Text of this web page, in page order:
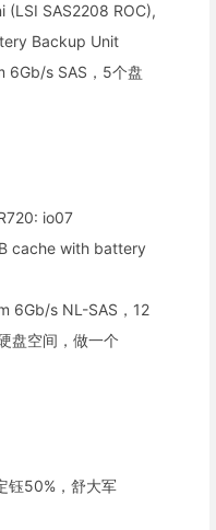
(LSI SAS2208 ROC),
Backup Unit
6Gb/s SAS，5个盘
io07
cache with battery
6Gb/s NL-SAS，12
盘空间，做一个
钰50%，舒大军